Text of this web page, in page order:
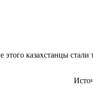
казахстанцы стали